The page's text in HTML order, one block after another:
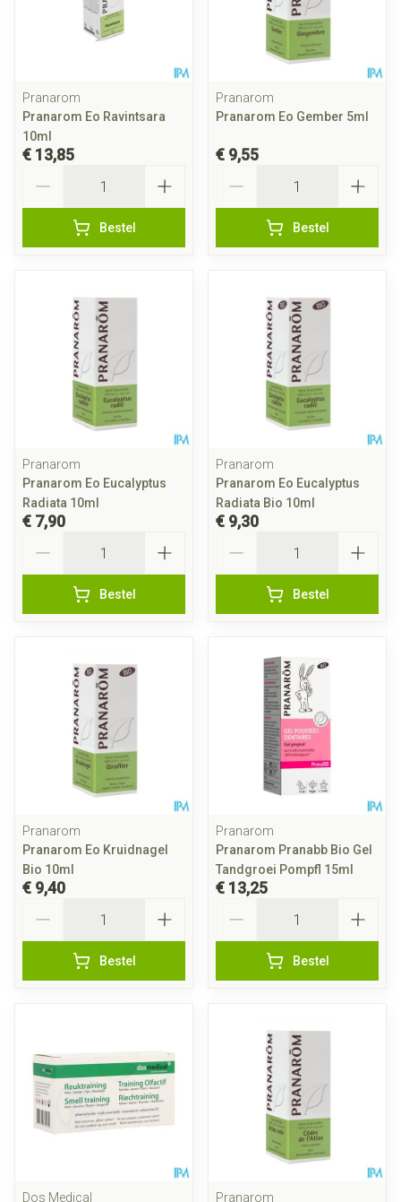
Pranarom
Pranarom Eo Ravintsara
10ml
€ 13,85
Bestel
Pranarom
Pranarom Eo Gember 5ml
€ 9,55
Bestel
Pranarom
Pranarom Eo Eucalyptus
Radiata 10ml
€ 7,90
Bestel
Pranarom
Pranarom Eo Eucalyptus
Radiata Bio 10ml
€ 9,30
Bestel
Pranarom
Pranarom Eo Kruidnagel
Bio 10ml
€ 9,40
Bestel
Pranarom
Pranarom Pranabb Bio Gel
Tandgroei Pompfl 15ml
€ 13,25
Bestel
Dos Medical
Pranarom